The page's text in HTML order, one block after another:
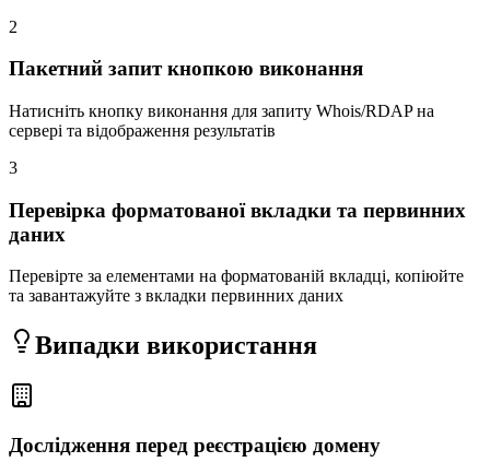
2
Пакетний запит кнопкою виконання
Натисніть кнопку виконання для запиту Whois/RDAP на
сервері та відображення результатів
3
Перевірка форматованої вкладки та первинних
даних
Перевірте за елементами на форматованій вкладці, копіюйте
та завантажуйте з вкладки первинних даних
Випадки використання
Дослідження перед реєстрацією домену